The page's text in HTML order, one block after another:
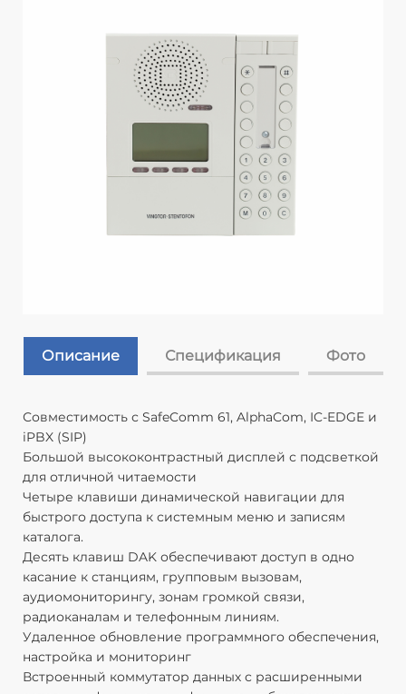
Описание Спецификация Фото
Совместимость с SafeComm 61, AlphaCom, IC-EDGE и
iPBX (SIP)
Большой высококонтрастный дисплей с подсветкой
для отличной читаемости
Четыре клавиши динамической навигации для
быстрого доступа к системным меню и записям
каталога.
Десять клавиш DAK обеспечивают доступ в одно
касание к станциям, групповым вызовам,
аудиомониторингу, зонам громкой связи,
радиоканалам и телефонным линиям.
Удаленное обновление программного обеспечения,
настройка и мониторинг
Встроенный коммутатор данных с расширенными